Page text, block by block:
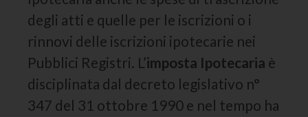
degli atti e quelle per le iscrizioni o i
rinnovi delle iscrizioni ipotecarie nei
Pubblici Registri. L’imposta Ipotecaria è
disciplinata dal decreto legislativo n°
347 del 31 ottobre 1990 e nel tempo ha